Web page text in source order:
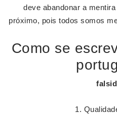
deve abandonar a
próximo, pois todos somos
Como se